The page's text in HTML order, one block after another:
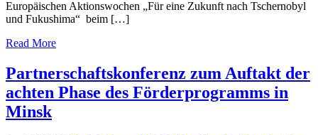
Europäischen Aktionswochen „Für eine Zukunft nach Tschernobyl
und Fukushima“ beim […]
Read More
Partnerschaftskonferenz zum Auftakt der
achten Phase des Förderprogramms in
Minsk